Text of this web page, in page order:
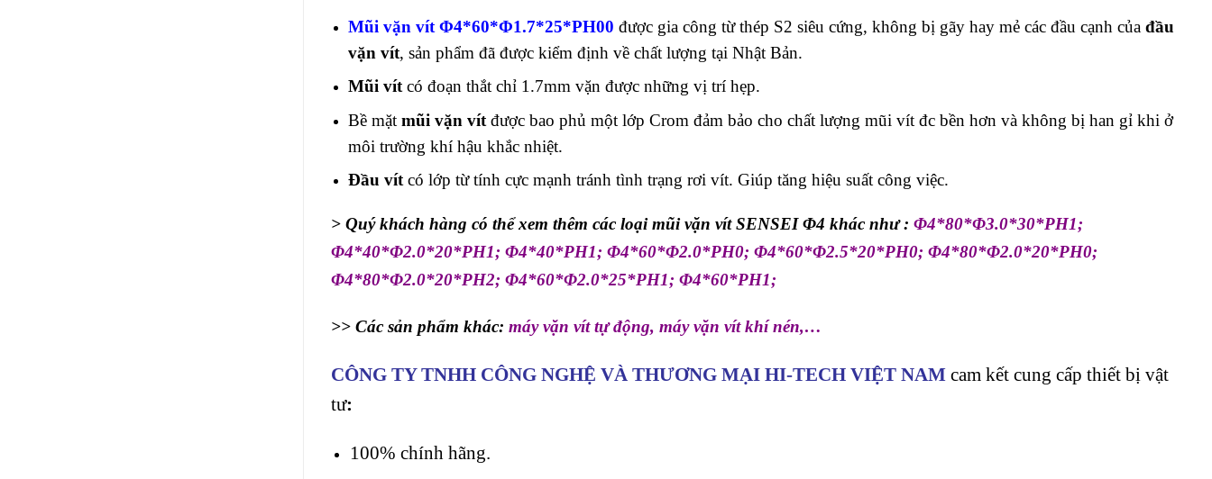
Mũi vặn vít Φ4*60*Φ1.7*25*PH00 được gia công từ thép S2 siêu cứng, không bị gãy hay mẻ các đầu cạnh của đầu
vặn vít, sản phẩm đã được kiểm định về chất lượng tại Nhật Bản.
Mũi vítcó đoạn thắt chỉ 1.7mm vặn được những vị trí hẹp.
Bề mặt mũi vặn vítđược bao phủ một lớp Crom đảm bảo cho chất lượng mũi vít đc bền hơn và không bị han gỉ khi ở
môi trường khí hậu khắc nhiệt.
Đầu vítcó lớp từ tính cực mạnh tránh tình trạng rơi vít. Giúp tăng hiệu suất công việc.
> Quý khách hàng có thể xem thêm các loại mũi vặn vít SENSEI Φ4 khác như : Φ4*80*Φ3.0*30*PH1;
Φ4*40*Φ2.0*20*PH1; Φ4*40*PH1; Φ4*60*Φ2.0*PH0; Φ4*60*Φ2.5*20*PH0; Φ4*80*Φ2.0*20*PH0;
Φ4*80*Φ2.0*20*PH2; Φ4*60*Φ2.0*25*PH1; Φ4*60*PH1;
>> Các sản phẩm khác: máy vặn vít tự động, máy vặn vít khí nén,…
CÔNG TY TNHH CÔNG NGHỆ VÀ THƯƠNG MẠI HI-TECH VIỆT NAM cam kết cung cấp thiết bị vật
tư:
100% chính hãng.